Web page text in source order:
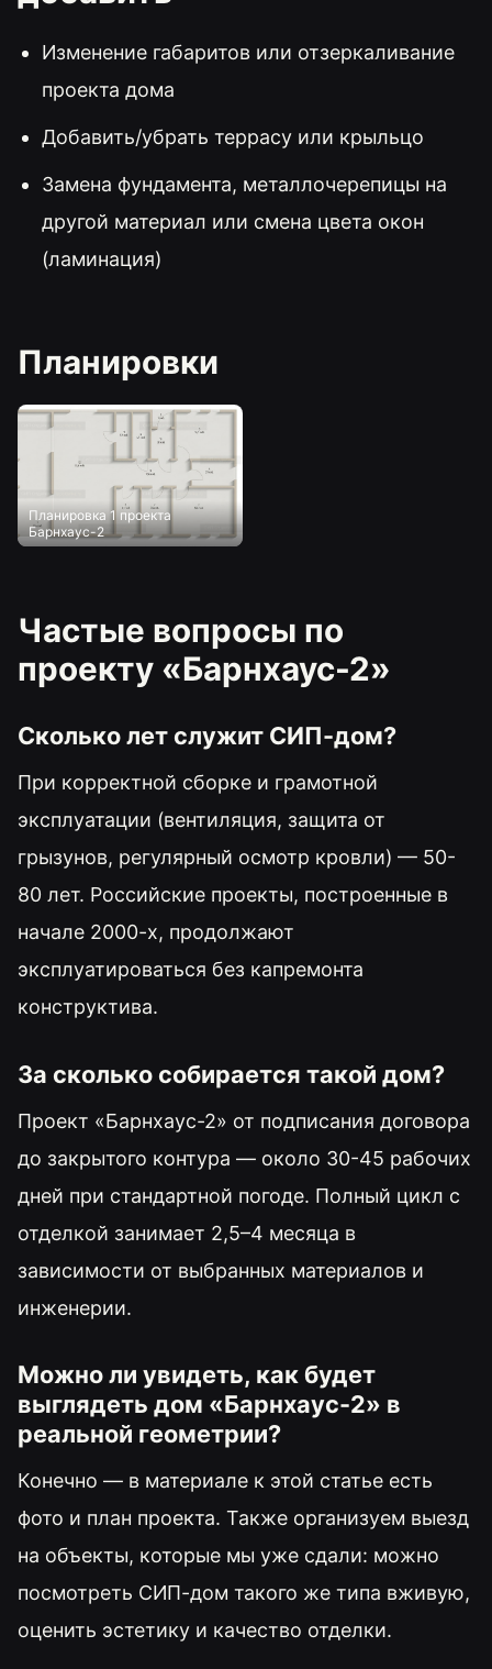
Изменение габаритов или отзеркаливание
проекта дома
Добавить/убрать террасу или крыльцо
Замена фундамента, металлочерепицы на
другой материал или смена цвета окон
(ламинация)
Планировки
Планировка 1 проекта
Барнхаус-2
Частые вопросы по
проекту «Барнхаус-2»
Сколько лет служит СИП-дом?
При корректной сборке и грамотной
эксплуатации (вентиляция, защита от
грызунов, регулярный осмотр кровли) — 50-
80 лет. Российские проекты, построенные в
начале 2000-х, продолжают
эксплуатироваться без капремонта
конструктива.
За сколько собирается такой дом?
Проект «Барнхаус-2» от подписания договора
до закрытого контура — около 30-45 рабочих
дней при стандартной погоде. Полный цикл с
отделкой занимает 2,5–4 месяца в
зависимости от выбранных материалов и
инженерии.
Можно ли увидеть, как будет
выглядеть дом «Барнхаус-2» в
реальной геометрии?
Конечно — в материале к этой статье есть
фото и план проекта. Также организуем выезд
на объекты, которые мы уже сдали: можно
посмотреть СИП-дом такого же типа вживую,
оценить эстетику и качество отделки.